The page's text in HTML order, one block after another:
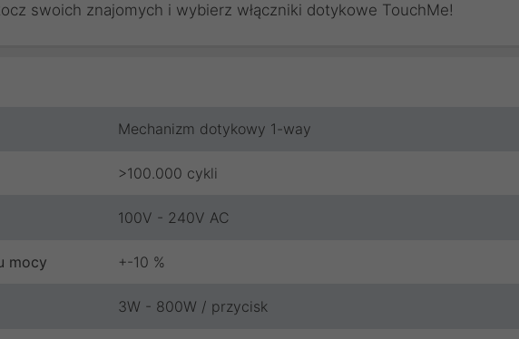
swoich znajomych i wybierz włączniki dotykowe TouchMe!
Mechanizm dotykowy 1-way
>100.000 cykli
100V - 240V AC
mocy +-10 %
3W - 800W / przycisk